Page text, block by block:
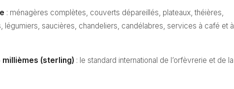
: ménagères complètes, couverts dépareillés, plateaux, théières,
légumiers, saucières, chandeliers, candélabres, services à café et à
(sterling) : le standard international de l’orfèvrerie et de la